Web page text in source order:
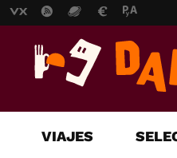
VIAJES